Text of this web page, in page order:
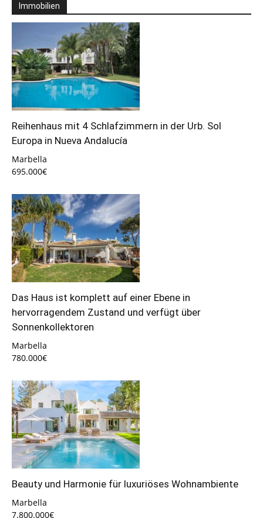
Immobilien
Reihenhaus mit 4 Schlafzimmern in der Urb. Sol
Europa in Nueva Andalucía
Marbella
695.000€
Das Haus ist komplett auf einer Ebene in
hervorragendem Zustand und verfügt über
Sonnenkollektoren
Marbella
780.000€
Beauty und Harmonie für luxuriöses Wohnambiente
Marbella
7.800.000€